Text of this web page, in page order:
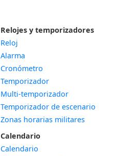
Relojes y temporizadores
Reloj
Alarma
Cronómetro
Temporizador
Multi-temporizador
Temporizador de escenario
Zonas horarias militares
Calendario
Calendario